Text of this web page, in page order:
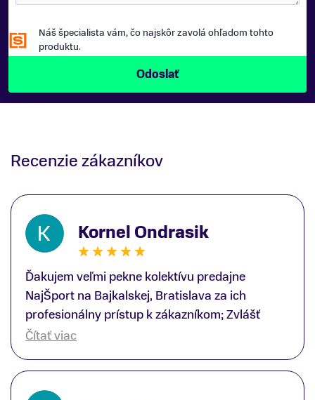
Náš špecialista vám, čo najskôr zavolá ohľadom tohto
produktu.
Recenzie zákazníkov
Kornel Ondrasik
Ďakujem veľmi pekne kolektívu predajne
NajŠport na Bajkalskej, Bratislava za ich
profesionálny prístup k zákazníkom; Zvlášť
ďakujem špecialistovi Martinovi Gunišovi za
lyžiarskej obuvi, ako aj prilby.. všetko značka
Atomic; Pán Martin Guniš mi svojou
Čítať viac